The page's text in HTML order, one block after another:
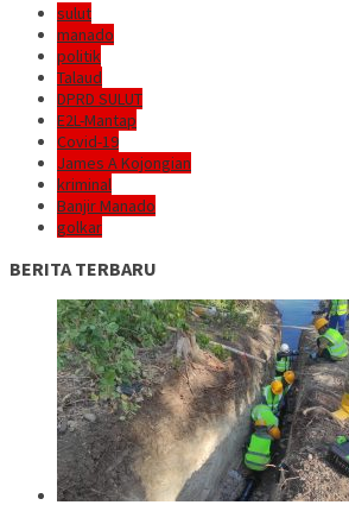
sulut
manado
politik
Talaud
DPRD SULUT
E2L-Mantap
Covid-19
James A Kojongian
kriminal
Banjir Manado
golkar
BERITA TERBARU